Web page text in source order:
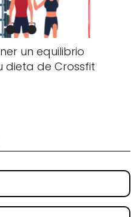
un equilibrio
dieta de Crossfit